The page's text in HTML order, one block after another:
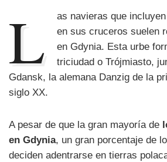
L
as navieras que
en sus cruceros suelen
en Gdynia. Esta urbe
triciudad o Trójmiasto,
Gdansk, la alemana Danzig de la
siglo XX.
A pesar de que la gran mayoría de
en Gdynia, un gran porcentaje de
deciden adentrarse en tierras